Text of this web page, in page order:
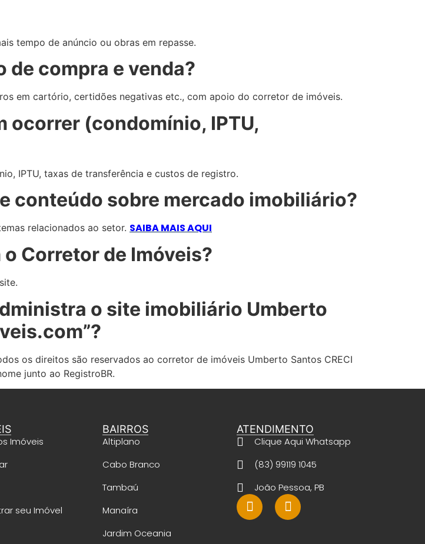
tempo de anúncio ou obras em repasse.
de compra e venda?
em cartório, certidões negativas etc., com apoio do corretor de imóveis.
ocorrer (condomínio, IPTU,
IPTU, taxas de transferência e custos de registro.
conteúdo sobre mercado imobiliário?
relacionados ao setor. SAIBA MAIS AQUI
Corretor de Imóveis?
o site imobiliário Umberto
os direitos são reservados ao corretor de imóveis Umberto Santos CRECI
junto ao RegistroBR.
Imóveis
seu Imóvel
BAIRROS
Altiplano
Cabo Branco
Tambaú
Manaíra
Jardim Oceania
ATENDIMENTO
Clique Aqui Whatsapp
(83) 99119 1045
João Pessoa, PB